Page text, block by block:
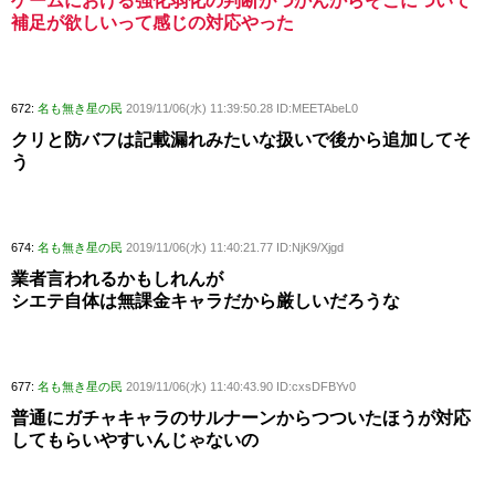
補足が欲しいって感じの対応やった
672: 名も無き星の民 2019/11/06(水) 11:39:50.28 ID:MEETAbeL0
クリと防バフは記載漏れみたいな扱いで後から追加してそ
う
674: 名も無き星の民 2019/11/06(水) 11:40:21.77 ID:NjK9/Xjgd
業者言われるかもしれんが
シエテ自体は無課金キャラだから厳しいだろうな
677: 名も無き星の民 2019/11/06(水) 11:40:43.90 ID:cxsDFBYv0
普通にガチャキャラのサルナーンからつついたほうが対応
してもらいやすいんじゃないの